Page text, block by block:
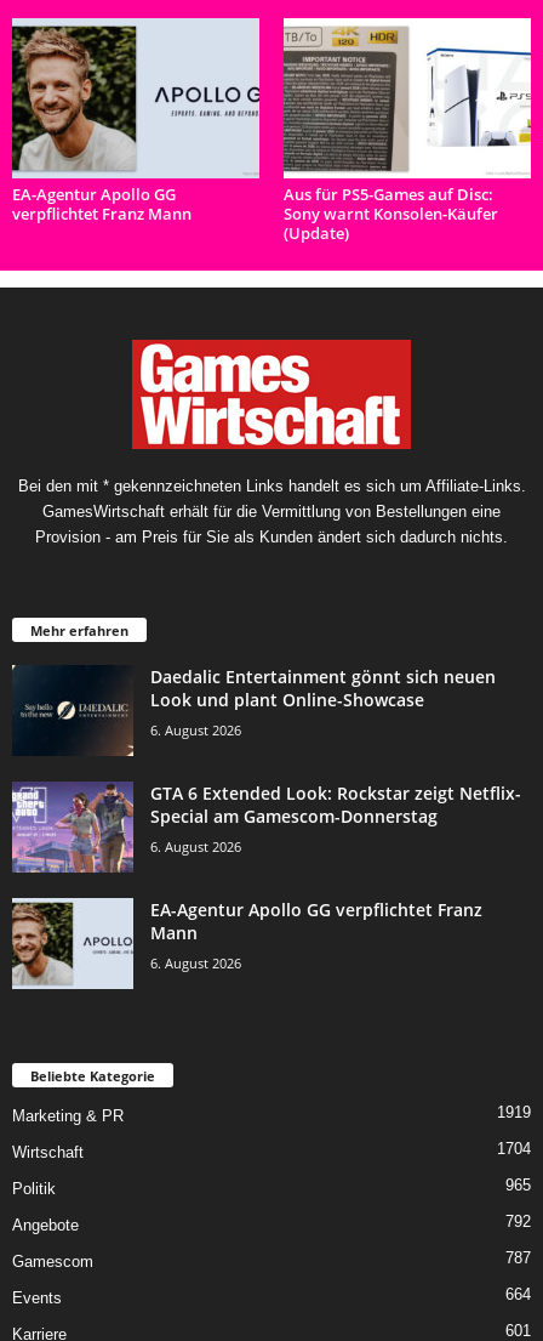
EA-Agentur Apollo GG
verpflichtet Franz Mann
Aus für PS5-Games auf Disc:
Sony warnt Konsolen-Käufer
(Update)
Bei den mit * gekennzeichneten Links handelt es sich um Affiliate-Links.
GamesWirtschaft erhält für die Vermittlung von Bestellungen eine
Provision - am Preis für Sie als Kunden ändert sich dadurch nichts.
Mehr erfahren
Daedalic Entertainment gönnt sich neuen
Look und plant Online-Showcase
6. August 2026
GTA 6 Extended Look: Rockstar zeigt Netflix-
Special am Gamescom-Donnerstag
6. August 2026
EA-Agentur Apollo GG verpflichtet Franz
Mann
6. August 2026
Beliebte Kategorie
Marketing & PR 1919
Wirtschaft 1704
Politik 965
Angebote 792
Gamescom 787
Events 664
Karriere 601